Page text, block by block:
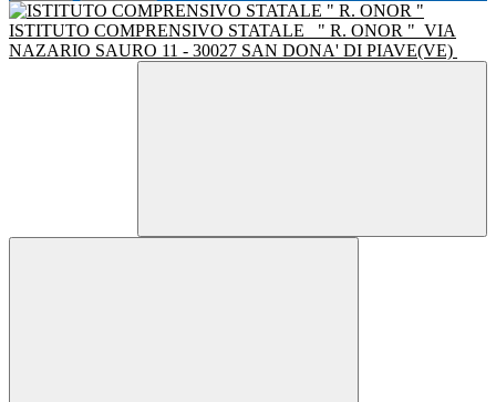
ISTITUTO COMPRENSIVO STATALE " R. ONOR " VIA
NAZARIO SAURO 11 - 30027 SAN DONA' DI PIAVE(VE)